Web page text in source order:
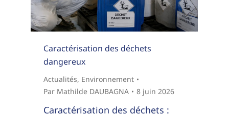
Caractérisation des déchets
dangereux
Actualités, Environnement
Par Mathilde DAUBAGNA 8 juin 2026
Caractérisation des déchets :